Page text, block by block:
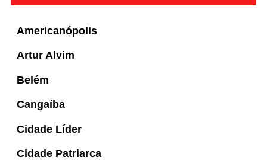
Americanópolis
Artur Alvim
Belém
Cangaíba
Cidade Líder
Cidade Patriarca